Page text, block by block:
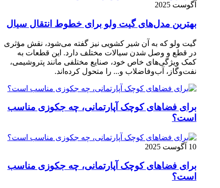
آگوست 2025
بهترین مدل‌های گیت ولو برای خطوط انتقال سیال
گیت ولو که به آن شیر کشویی نیز گفته می‌شود، نقش مؤثری
در قطع و وصل شدن سیالات مختلف دارد. این قطعات به
کمک ویژگی‌های خاص خود، صنایع مختلفی مانند پتروشیمی،
نفت‌وگاز، آب‌وفاضلاب و... را متحول کرده‌اند.
برای فضاهای کوچک آپارتمانی، چه جکوزی مناسب
است؟
10 آگوست 2025
برای فضاهای کوچک آپارتمانی، چه جکوزی مناسب
است؟